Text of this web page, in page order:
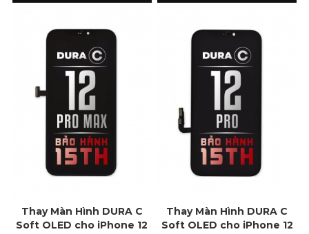
Thay Màn Hình DURA C
Soft OLED cho iPhone 12
Thay Màn Hình DURA C
Soft OLED cho iPhone 12